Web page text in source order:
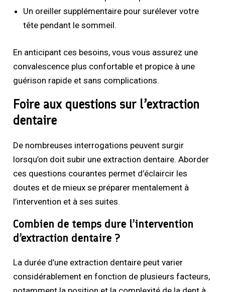
Un oreiller supplémentaire pour surélever votre
tête pendant le sommeil.
En anticipant ces besoins, vous vous assurez une
convalescence plus confortable et propice à une
guérison rapide et sans complications.
Foire aux questions sur l’extraction
dentaire
De nombreuses interrogations peuvent surgir
lorsqu’on doit subir une extraction dentaire. Aborder
ces questions courantes permet d’éclaircir les
doutes et de mieux se préparer mentalement à
l’intervention et à ses suites.
Combien de temps dure l’intervention
d’extraction dentaire ?
La durée d’une extraction dentaire peut varier
considérablement en fonction de plusieurs facteurs,